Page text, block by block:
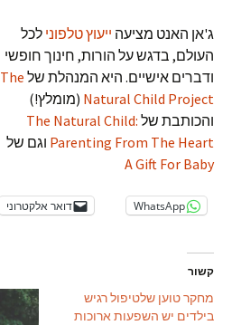
ג'אן האנט מציעה ייעוץ טלפוני לכל
העולם, בדגש על הורות, חינוך חופשי
ודברים אישיים. היא המנהלת של The
Natural Child Project (מומלץ!)
והכותבת של The Natural Child:
Parenting From The Heart וגם של
A Gift For Baby
WhatsApp דואר אלקטרוני
קשור
מחקר טוען שלטיפול רגיש
בילדים יש השפעות ארוכות